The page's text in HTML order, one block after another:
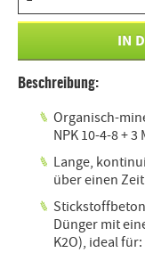
Beschreibung:
Organisch-
NPK 10-4-8 + 3
Lange,
über einen
Dünger mit
K2O), ideal für: